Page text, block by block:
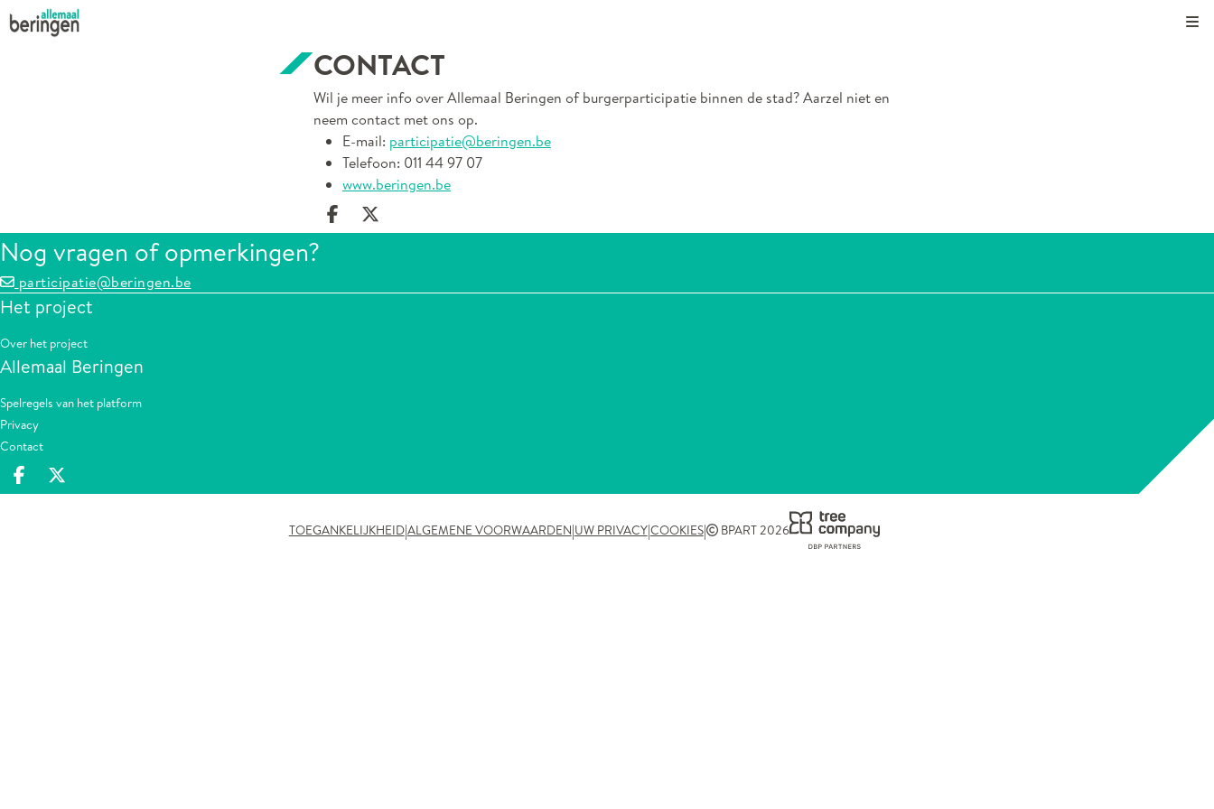
CONTACT
Wil je meer info over Allemaal Beringen of burgerparticipatie binnen de stad? Aarzel niet en
neem contact met ons op.
E-mail: participatie@beringen.be
Telefoon: 011 44 97 07
www.beringen.be
Deel op facebook
Deel op X
Nog vragen of opmerkingen?
participatie@beringen.be
Het project
Over het project
Allemaal Beringen
Spelregels van het platform
Privacy
Contact
Deel op facebook
Deel op X
TOEGANKELIJKHEID|ALGEMENE VOORWAARDEN|UW PRIVACY|COOKIES| BPART 2026